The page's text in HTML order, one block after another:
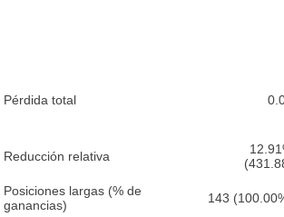
Pérdida total
Reducción relativa
Posiciones largas (% de
ganancias)
143